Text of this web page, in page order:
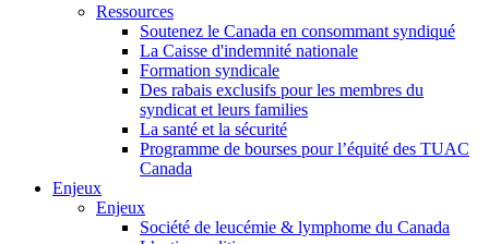
Ressources
Soutenez le Canada en consommant syndiqué
La Caisse d'indemnité nationale
Formation syndicale
Des rabais exclusifs pour les membres du
syndicat et leurs families
La santé et la sécurité
Programme de bourses pour l’équité des TUAC
Canada
Enjeux
Enjeux
Société de leucémie & lymphome du Canada